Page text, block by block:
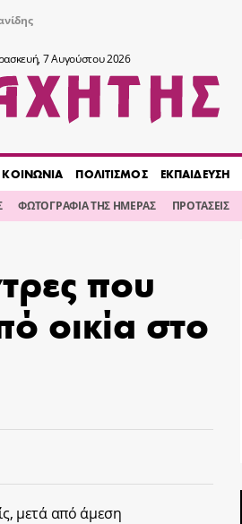
7 Αυγούστου 2026
ΚΟΙΝΩΝΙΑ ΠΟΛΙΤΙΣΜΟΣ ΕΚΠΑΙΔΕΥΣΗ
ΦΩΤΟΓΡΑΦΙΑ ΤΗΣ ΗΜΕΡΑΣ ΠΡΟΤΑΣΕΙΣ
που
οικία στο
μετά από άμεση